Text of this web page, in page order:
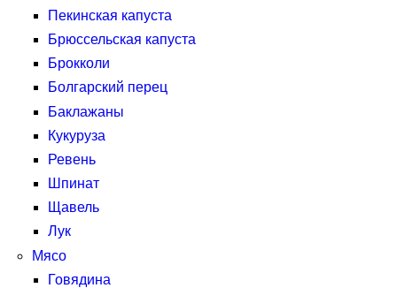
Пекинская капуста
Брюссельская капуста
Брокколи
Болгарский перец
Баклажаны
Кукуруза
Ревень
Шпинат
Щавель
Лук
Мясо
Говядина